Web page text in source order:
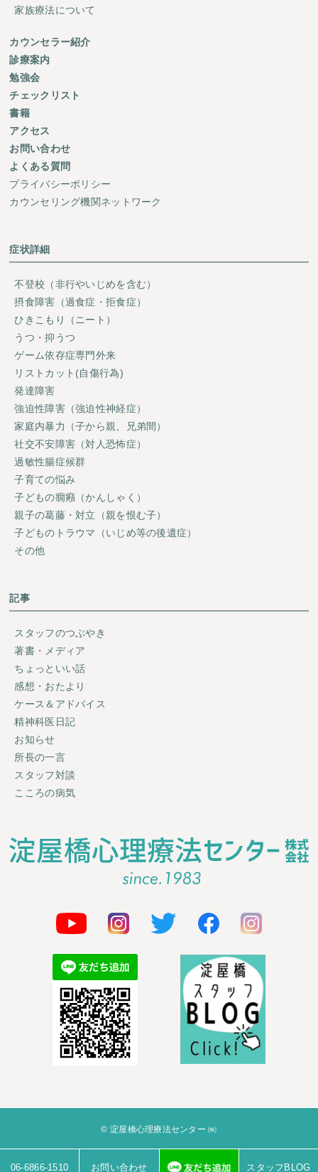
家族療法について
カウンセラー紹介
診療案内
勉強会
チェックリスト
書籍
アクセス
お問い合わせ
よくある質問
プライバシーポリシー
カウンセリング機関ネットワーク
症状詳細
不登校（非行やいじめを含む）
摂食障害（過食症・拒食症）
ひきこもり（ニート）
うつ・抑うつ
ゲーム依存症専門外来
リストカット(自傷行為)
発達障害
強迫性障害（強迫性神経症）
家庭内暴力（子から親、兄弟間）
社交不安障害（対人恐怖症）
過敏性腸症候群
子育ての悩み
子どもの癇癪（かんしゃく）
親子の葛藤・対立（親を恨む子）
子どものトラウマ（いじめ等の後遺症）
その他
記事
スタッフのつぶやき
著書・メディア
ちょっといい話
感想・おたより
ケース＆アドバイス
精神科医日記
お知らせ
所長の一言
スタッフ対談
こころの病気
© 淀屋橋心理療法センター ㈱
06-6866-1510 お問い合わせ スタッフBLOG